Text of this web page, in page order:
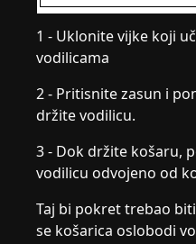
1 - Uklonite vijke koji
vodilicama
2 - Pritisnite zasun i
držite vodilicu.
3 - Dok držite košaru,
vodilicu odvojeno od
Taj bi pokret trebao
se košarica oslobodi